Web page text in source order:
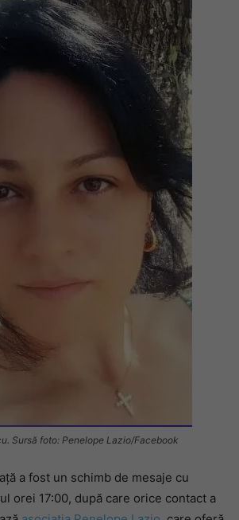
Sursă foto: Penelope Lazio/Facebook
a fost un schimb de mesaje cu
orei 17:00, după care orice contact a